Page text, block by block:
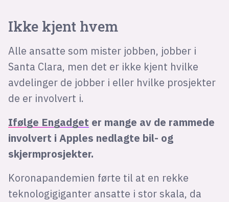
Ikke kjent hvem
Alle ansatte som mister jobben, jobber i
Santa Clara, men det er ikke kjent hvilke
avdelinger de jobber i eller hvilke prosjekter
de er involvert i.
Ifølge Engadget er mange av de rammede
involvert i Apples nedlagte bil- og
skjermprosjekter.
Koronapandemien førte til at en rekke
teknologigiganter ansatte i stor skala, da